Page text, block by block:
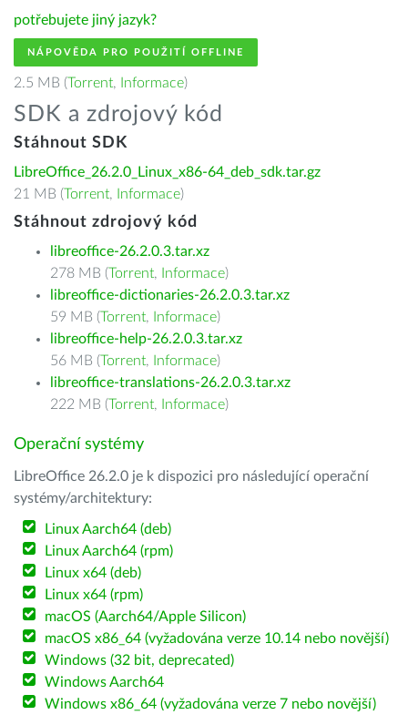
potřebujete jiný jazyk?
NÁPOVĚDA PRO POUŽITÍ OFFLINE
2.5 MB (Torrent, Informace)
SDK a zdrojový kód
Stáhnout SDK
LibreOffice_26.2.0_Linux_x86-64_deb_sdk.tar.gz
21 MB (Torrent, Informace)
Stáhnout zdrojový kód
libreoffice-26.2.0.3.tar.xz
278 MB (Torrent, Informace)
libreoffice-dictionaries-26.2.0.3.tar.xz
59 MB (Torrent, Informace)
libreoffice-help-26.2.0.3.tar.xz
56 MB (Torrent, Informace)
libreoffice-translations-26.2.0.3.tar.xz
222 MB (Torrent, Informace)
Operační systémy
LibreOffice 26.2.0 je k dispozici pro následující operační
systémy/architektury:
Linux Aarch64 (deb)
Linux Aarch64 (rpm)
Linux x64 (deb)
Linux x64 (rpm)
macOS (Aarch64/Apple Silicon)
macOS x86_64 (vyžadována verze 10.14 nebo novější)
Windows (32 bit, deprecated)
Windows Aarch64
Windows x86_64 (vyžadována verze 7 nebo novější)